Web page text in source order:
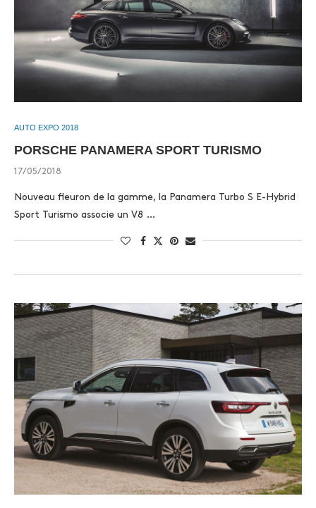
AUTO EXPO 2018
PORSCHE PANAMERA SPORT TURISMO
17/05/2018
Nouveau fleuron de la gamme, la Panamera Turbo S E-Hybrid
Sport Turismo associe un V8 …